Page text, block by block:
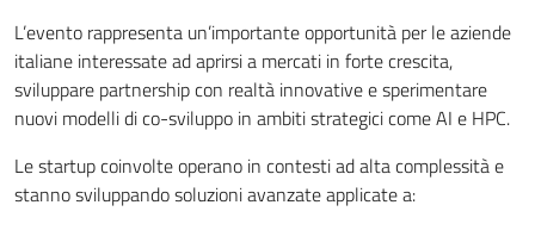
L’evento rappresenta un’importante opportunità per le aziende
italiane interessate ad aprirsi a mercati in forte crescita,
sviluppare partnership con realtà innovative e sperimentare
nuovi modelli di co-sviluppo in ambiti strategici come AI e HPC.
Le startup coinvolte operano in contesti ad alta complessità e
stanno sviluppando soluzioni avanzate applicate a: